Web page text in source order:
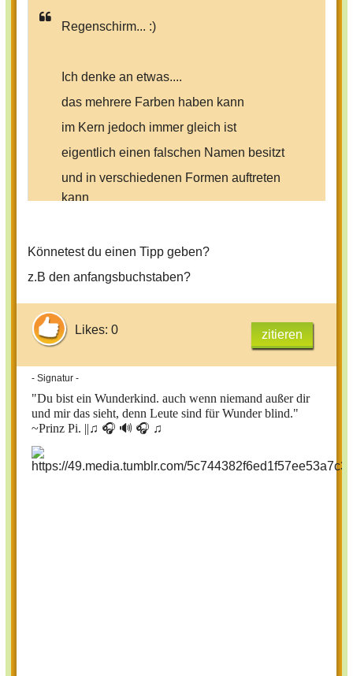
Regenschirm... :)
Ich denke an etwas....
das mehrere Farben haben kann
im Kern jedoch immer gleich ist
eigentlich einen falschen Namen besitzt
und in verschiedenen Formen auftreten
kann
Könnetest du einen Tipp geben?
z.B den anfangsbuchstaben?
Likes: 0 zitieren
- Signatur -
"Du bist ein Wunderkind. auch wenn niemand außer dir
und mir das sieht, denn Leute sind für Wunder blind."
~Prinz Pi. ||♫ 🎧 🔊 🎧 ♫